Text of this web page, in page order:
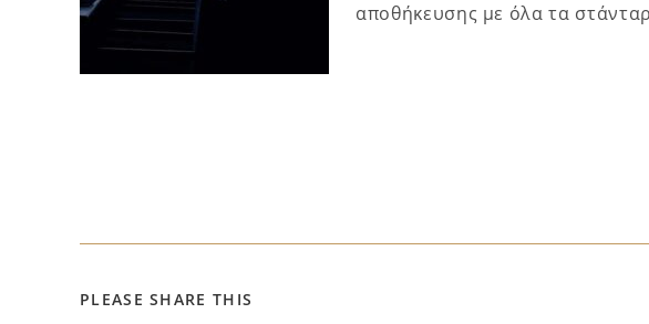
αποθήκευσης με όλα τα
PLEASE SHARE THIS